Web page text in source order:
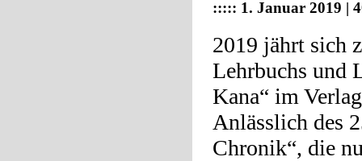
::::: 1. Januar 2019 |
2019 jährt sich
Lehrbuchs und
Kana“ im
Anlässlich des
Chronik“, die